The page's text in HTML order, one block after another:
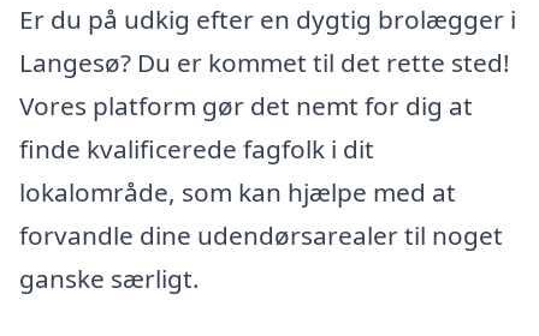
Er du på udkig efter en dygtig brolægger i
Langesø? Du er kommet til det rette sted!
Vores platform gør det nemt for dig at
finde kvalificerede fagfolk i dit
lokalområde, som kan hjælpe med at
forvandle dine udendørsarealer til noget
ganske særligt.